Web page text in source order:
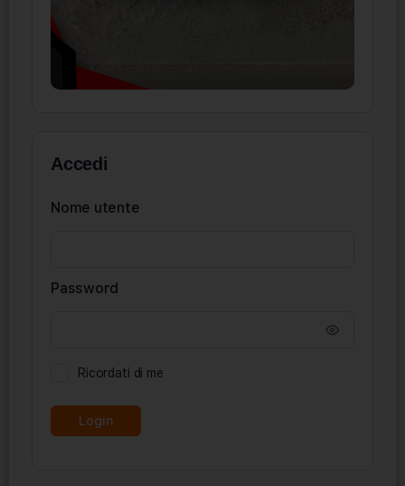
Accedi
Nome utente
Password
Ricordati di me